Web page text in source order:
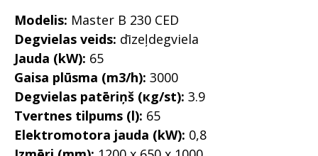
Modelis: Master B 230 CED
Degvielas veids: dīzeļdegviela
Jauda (kW): 65
Gaisa plūsma (m3/h): 3000
Degvielas patēriņš (кg/st): 3.9
Tvertnes tilpums (l): 65
Elektromotora jauda (kW): 0,8